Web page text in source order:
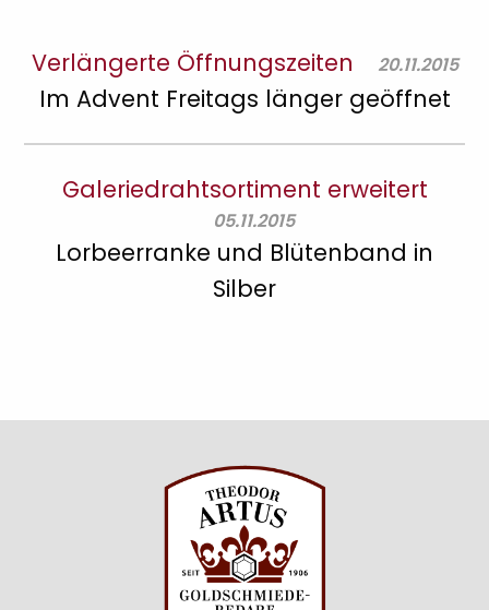
Verlängerte Öffnungszeiten 20.11.2015
Im Advent Freitags länger geöffnet
Galeriedrahtsortiment erweitert
05.11.2015
Lorbeerranke und Blütenband in
Silber